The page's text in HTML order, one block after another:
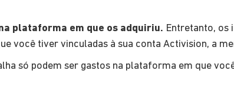
plataforma em que os adquiriu. Entretanto, os
você tiver vinculadas à sua conta Activision, a
só podem ser gastos na plataforma em que